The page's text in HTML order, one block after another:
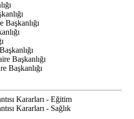
Başkanlığı
Başkanlığı
Kararları - Eğitim
Kararları - Sağlık